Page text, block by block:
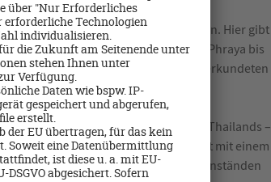
und dem Sky Train erkundet haben. Hier gibt
mit einer Bootsfahrt auf dem Chao Phraya bis
öffentlichen Verkehrsmitteln und erkundeten
in einem der ältesten Seebädern Thailands –
Hua Hin ist ein super Badeort mit einem
Night Bazar. Neben Massagen, Essenständen